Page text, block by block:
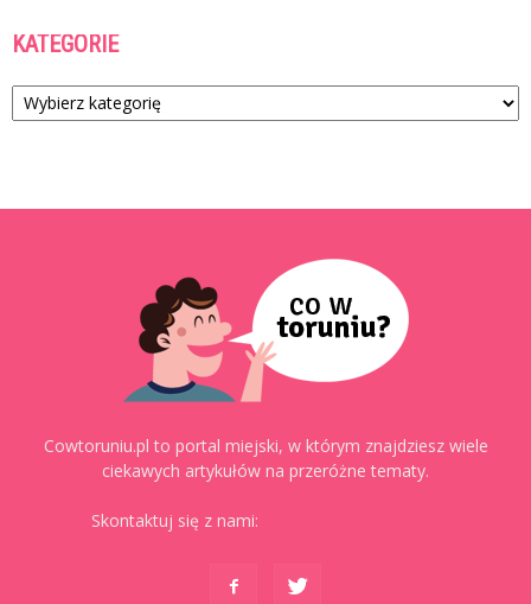
KATEGORIE
Kategorie
Cowtoruniu.pl to portal miejski, w którym znajdziesz wiele
ciekawych artykułów na przeróżne tematy.
Skontaktuj się z nami: